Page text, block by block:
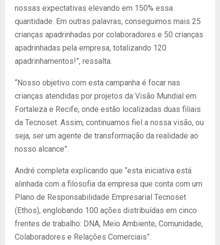
nossas expectativas elevando em 150% essa
quantidade. Em outras palavras, conseguimos mais 25
crianças apadrinhadas por colaboradores e 50 crianças
apadrinhadas pela empresa, totalizando 120
apadrinhamentos!”, ressalta.
“Nosso objetivo com esta campanha é focar nas
crianças atendidas por projetos da Visão Mundial em
Fortaleza e Recife, onde estão localizadas duas filiais
da Tecnoset. Assim, continuamos fiel a nossa visão, ou
seja, ser um agente de transformação da realidade ao
nosso alcance”.
André completa explicando que “esta iniciativa está
alinhada com a filosofia da empresa que conta com um
Plano de Responsabilidade Empresarial Tecnoset
(Ethos), englobando 100 ações distribuídas em cinco
frentes de trabalho: DNA, Meio Ambiente, Comunidade,
Colaboradores e Relações Comerciais”.